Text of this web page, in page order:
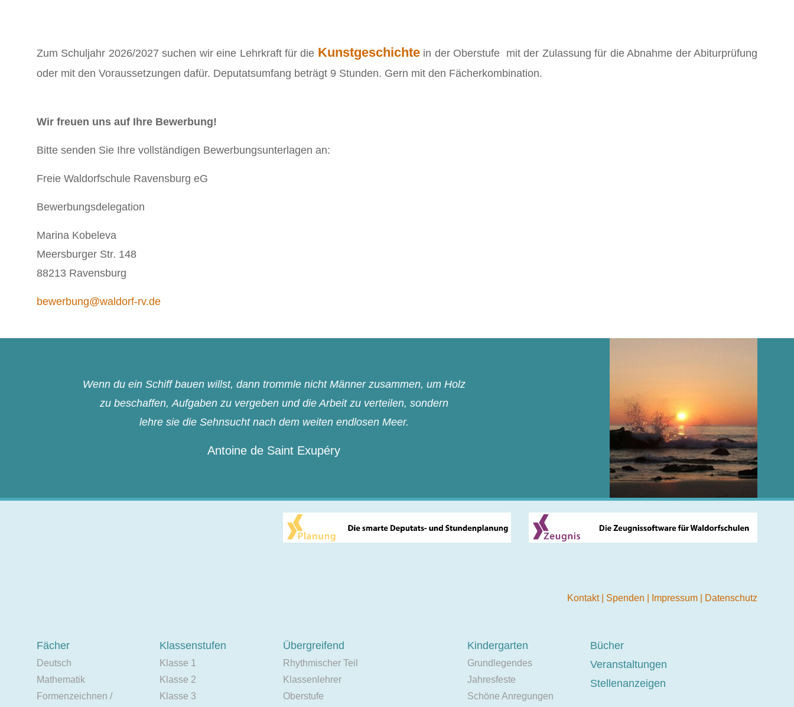
Zum Schuljahr 2026/2027 suchen wir eine Lehrkraft für die Kunstgeschichtein der Oberstufe mit der Zulassung für die Abnahme der Abiturprüfung
oder mit den Voraussetzungen dafür. Deputatsumfang beträgt 9 Stunden. Gern mit den Fächerkombination.
Wir freuen uns auf Ihre Bewerbung!
Bitte senden Sie Ihre vollständigen Bewerbungsunterlagen an:
Freie Waldorfschule Ravensburg eG
Bewerbungsdelegation
Marina Kobeleva
Meersburger Str. 148
88213 Ravensburg
bewerbung@waldorf-rv.de
Wenn du ein Schiff bauen willst, dann trommle nicht Männer zusammen, um Holz
zu beschaffen, Aufgaben zu vergeben und die Arbeit zu verteilen, sondern
lehre sie die Sehnsucht nach dem weiten endlosen Meer.
Antoine de Saint Exupéry
Kontakt Spenden Impressum Datenschutz
Fächer
Deutsch
Mathematik
Formenzeichnen /
Klassenstufen
Klasse 1
Klasse 2
Klasse 3
Übergreifend
Rhythmischer Teil
Klassenlehrer
Oberstufe
Kindergarten
Grundlegendes
Jahresfeste
Schöne Anregungen
Bücher
Veranstaltungen
Stellenanzeigen